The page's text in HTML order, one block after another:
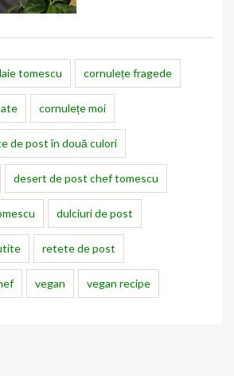
tomescu cornulețe fragede
cornulețe moi
de post în două culori
desert de post chef tomescu
dulciuri de post
retete de post
vegan vegan recipe